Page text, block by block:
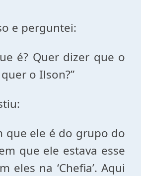
e perguntei:
é? Quer dizer que o
o Ilson?”
que ele é do grupo do
que ele estava esse
eles na ‘Chefia’. Aqui